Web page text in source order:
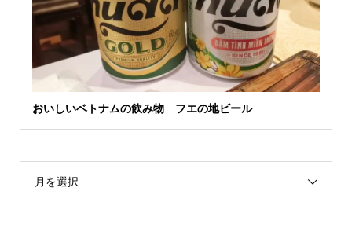
おいしいベトナムの飲み物 フエの地ビール
月を選択